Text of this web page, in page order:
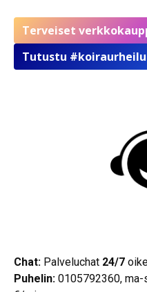
Terveiset
Tutustu
Chat: Palveluchat 24/7
Puhelin: 0105792360,